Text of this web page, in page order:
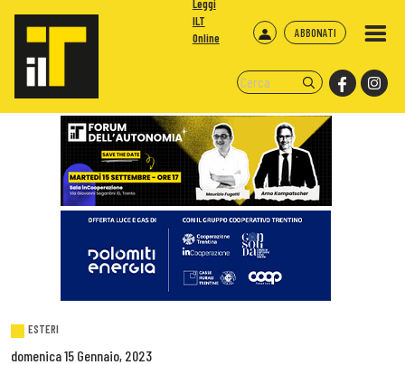
ABBONATI
Leggi
ILT
Online
ESTERI
domenica 15 Gennaio, 2023